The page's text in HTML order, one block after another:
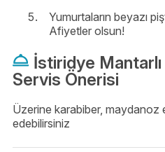
Yumurtaların beyazı
Afiyetler olsun!
İstiridye
Servis Önerisi
Üzerine karabiber, maydanoz
edebilirsiniz